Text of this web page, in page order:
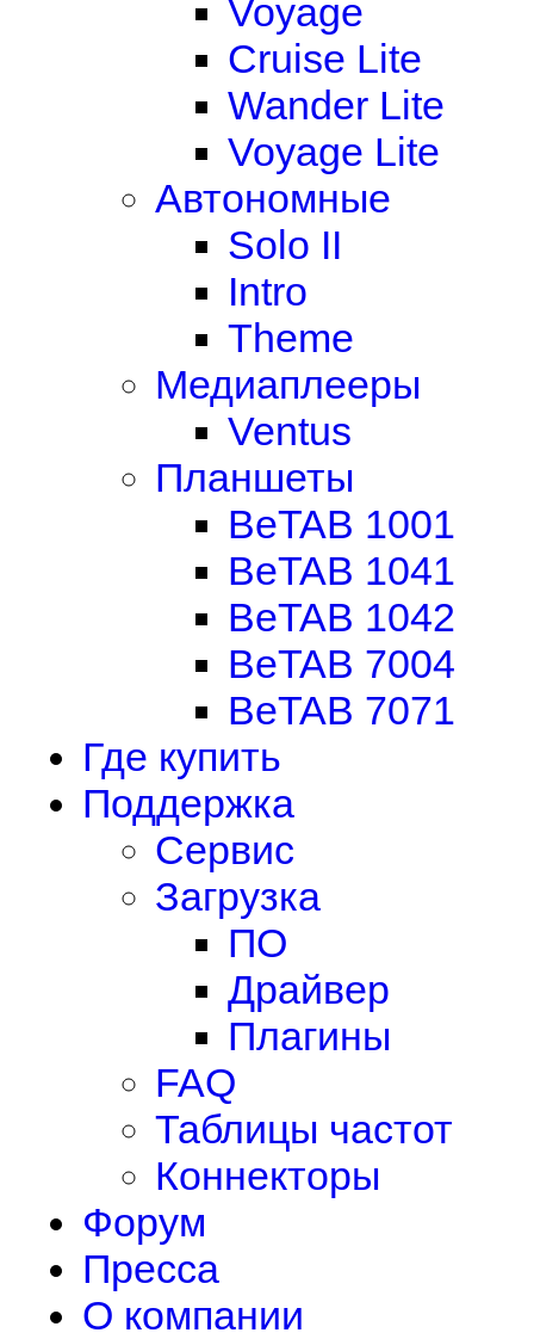
Voyage
Cruise Lite
Wander Lite
Voyage Lite
Автономные
Solo II
Intro
Theme
Медиаплееры
Ventus
Планшеты
BeTAB 1001
BeTAB 1041
BeTAB 1042
BeTAB 7004
BeTAB 7071
Где купить
Поддержка
Сервис
Загрузка
ПО
Драйвер
Плагины
FAQ
Таблицы частот
Коннекторы
Форум
Пресса
О компании